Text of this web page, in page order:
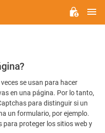
se usan para hacer
en una página. Por lo tanto,
para distinguir si un
un formulario, por ejemplo.
proteger los sitios web y